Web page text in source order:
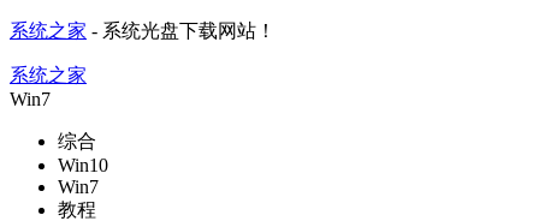
系统之家 - 系统光盘下载网站！
系统之家
Win7
综合
Win10
Win7
教程